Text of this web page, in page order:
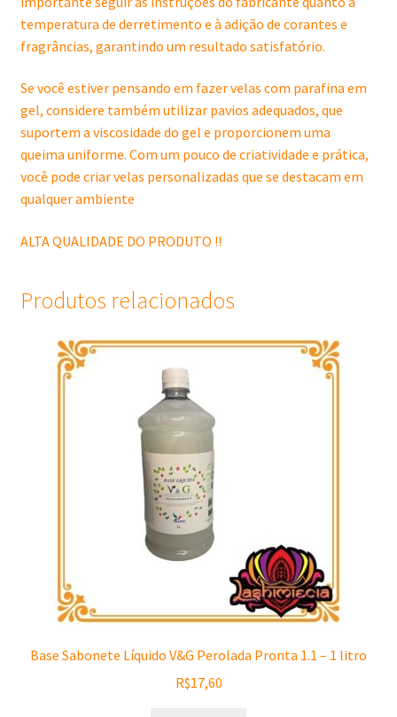
temperatura de derretimento e à adição de corantes e
fragrâncias, garantindo um resultado satisfatório.
Se você estiver pensando em fazer velas com parafina em
gel, considere também utilizar pavios adequados, que
suportem a viscosidade do gel e proporcionem uma
queima uniforme. Com um pouco de criatividade e prática,
você pode criar velas personalizadas que se destacam em
qualquer ambiente
ALTA QUALIDADE DO PRODUTO !!
Produtos relacionados
Base Sabonete Líquido V&G Perolada Pronta 1.1 – 1 litro
R$17,60